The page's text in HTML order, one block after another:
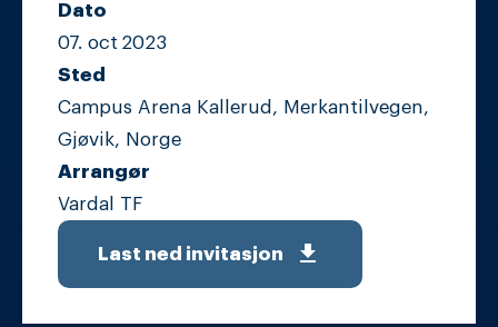
Dato
07. oct 2023
Sted
Campus Arena Kallerud, Merkantilvegen,
Gjøvik, Norge
Arrangør
Vardal TF
Last ned invitasjon get_app